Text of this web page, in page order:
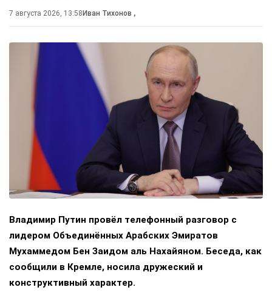
7 августа 2026, 13:58 Иван Тихонов ,
Владимир Путин провёл телефонный разговор с
лидером Объединённых Арабских Эмиратов
Мухаммедом Бен Заидом аль Нахайяном. Беседа, как
сообщили в Кремле, носила дружеский и
конструктивный характер.